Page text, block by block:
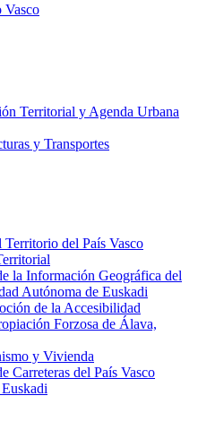
Vasco
Territorial y Agenda Urbana
y Transportes
del País Vasco
la Información Geográfica del
Autónoma de Euskadi
de la Accesibilidad
Forzosa de Álava,
y Vivienda
Carreteras del País Vasco